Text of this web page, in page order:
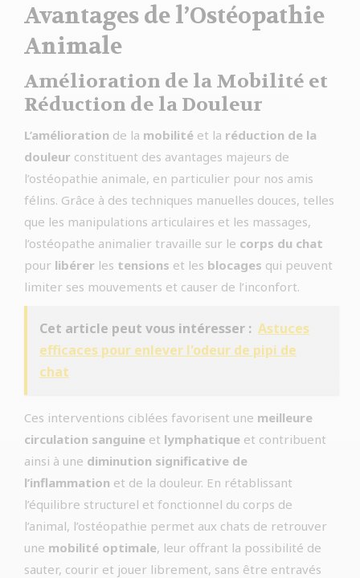
Avantages de l’Ostéopathie
Animale
Amélioration de la Mobilité et
Réduction de la Douleur
L’amélioration de la mobilité et la réduction de la
douleur constituent des avantages majeurs de
l’ostéopathie animale, en particulier pour nos amis
félins. Grâce à des techniques manuelles douces, telles
que les manipulations articulaires et les massages,
l’ostéopathe animalier travaille sur le corps du chat
pour libérer les tensions et les blocages qui peuvent
limiter ses mouvements et causer de l’inconfort.
Cet article peut vous intéresser : Astuces
efficaces pour enlever l'odeur de pipi de
chat
Ces interventions ciblées favorisent une meilleure
circulation sanguine et lymphatique et contribuent
ainsi à une diminution significative de
l’inflammation et de la douleur. En rétablissant
l’équilibre structurel et fonctionnel du corps de
l’animal, l’ostéopathie permet aux chats de retrouver
une mobilité optimale, leur offrant la possibilité de
sauter, courir et jouer librement, sans être entravés